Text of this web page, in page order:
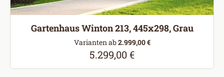
Gartenhaus Winton 213, 445x298, Grau
Varianten ab2.999,00 €
Regulärer Preis:
5.299,00 €